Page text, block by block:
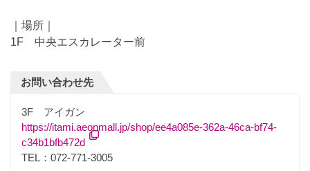
｜場所｜
1F 中央エスカレーター前
お問い合わせ先
3F アイガン
https://itami.aeonmall.jp/shop/ee4a085e-362a-46ca-bf74-
c34b1bfb472d
TEL：072-771-3005